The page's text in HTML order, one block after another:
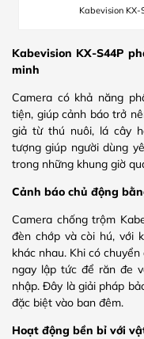
Kabevision
Kabevision KX-S44P
minh
Camera có khả năng
tiện, giúp cảnh báo trở
giả từ thú nuôi, lá cây
tượng giúp người dùng
trong những khung giờ
Cảnh báo chủ động
Camera chống trộm
đèn chớp và còi hú, với
khác nhau. Khi có
ngay lập tức để răn đe
nhập. Đây là giải pháp
đặc biệt vào ban đêm.
Hoạt động bền bỉ với